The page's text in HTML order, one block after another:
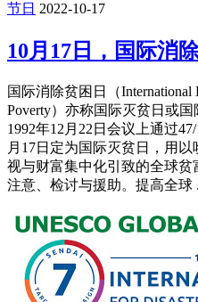
节日 2022-10-17
10月17日，国际消
国际消除贫困日（International
Poverty）亦称国际灭贫日或
1992年12月22日会议上通过
月17日定为国际灭贫日，用
视与财富集中化引致的全球
注意、检讨与援助。提高全球